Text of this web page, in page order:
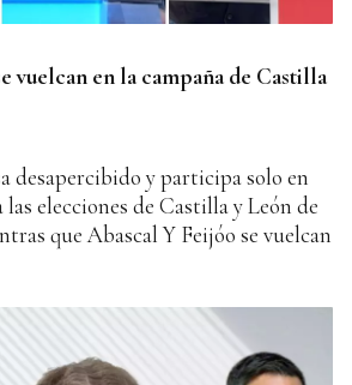
vuelcan en la campaña de Castilla
desapercibido y participa solo en
las elecciones de Castilla y León de
que Abascal Y Feijóo se vuelcan